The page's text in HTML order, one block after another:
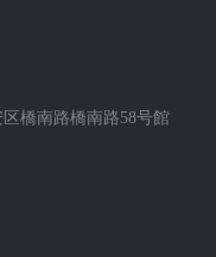
橋南路橋南路58号館